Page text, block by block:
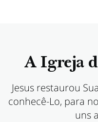
A Igreja
Jesus restaurou
conhecê-Lo, para
uns